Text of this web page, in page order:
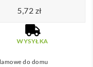
5,72 zł
WYSYŁKA
do domu